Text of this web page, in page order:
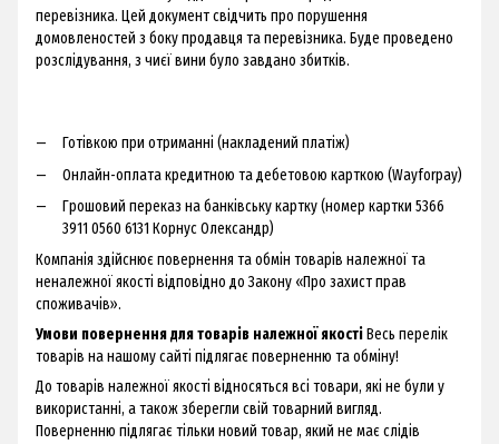
перевізника. Цей документ свідчить про порушення
домовленостей з боку продавця та перевізника. Буде проведено
розслідування, з чиєї вини було завдано збитків.
Готівкою при отриманні (накладений платіж)
Онлайн-оплата кредитною та дебетовою карткою (Wayforpay)
Грошовий переказ на банківську картку (номер картки 5366
3911 0560 6131 Корнус Олександр)
Компанія здійснює повернення та обмін товарів належної та
неналежної якості відповідно до Закону «Про захист прав
споживачів».
Умови повернення для товарів належної якостіВесь перелік
товарів на нашому сайті підлягає поверненню та обміну!
До товарів належної якості відносяться всі товари, які не були у
використанні, а також зберегли свій товарний вигляд.
Поверненню підлягає тільки новий товар, який не має слідів